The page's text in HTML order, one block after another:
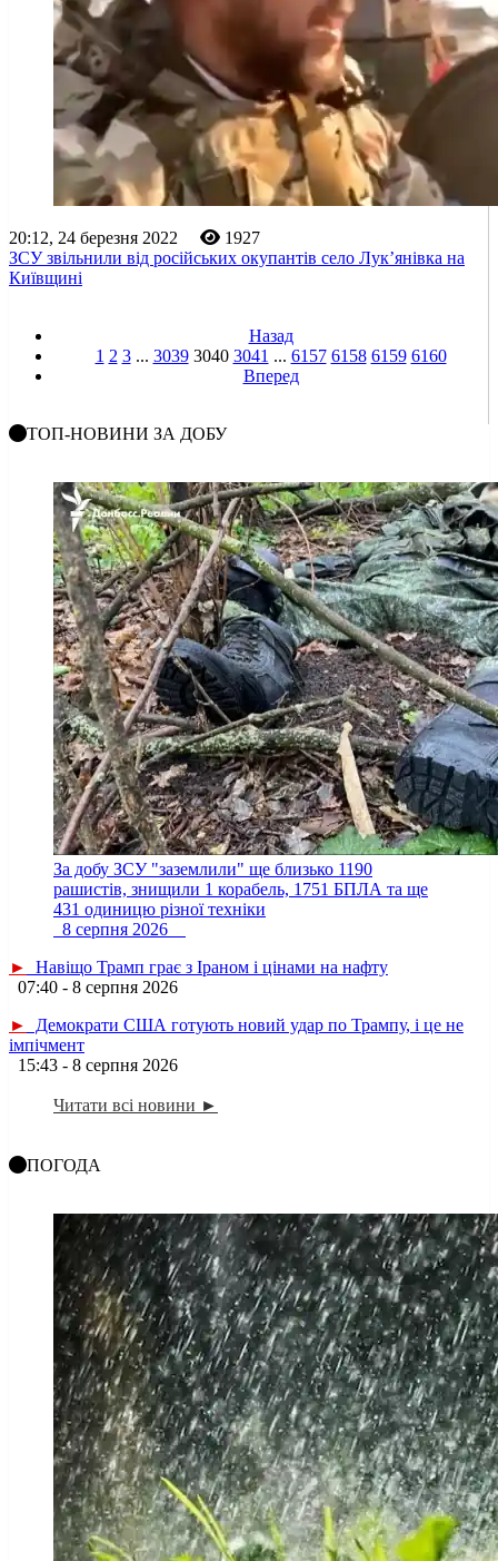
20:12, 24 березня 2022
1927
ЗСУ звільнили від російських окупантів село Лук’янівка на
Київщині
Назад
1 2 3 ... 3039 3040 3041 ... 6157 6158 6159 6160
Вперед
ТОП-НОВИНИ ЗА ДОБУ
За добу ЗСУ "заземлили" ще близько 1190
рашистів, знищили 1 корабель, 1751 БПЛА та ще
431 одиницю різної техніки
8 серпня 2026
►
Навіщо Трамп грає з Іраном і цінами на нафту
07:40 - 8 серпня 2026
►
Демократи США готують новий удар по Трампу, і це не
імпічмент
15:43 - 8 серпня 2026
Читати всі новини ►
ПОГОДА